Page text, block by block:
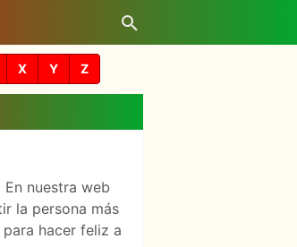
X Y Z
nuestra web
la persona más
hacer feliz a